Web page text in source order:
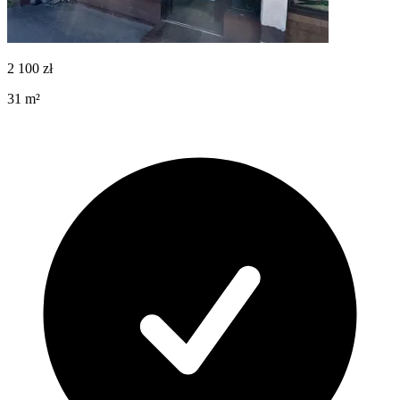
2 100 zł
31 m²